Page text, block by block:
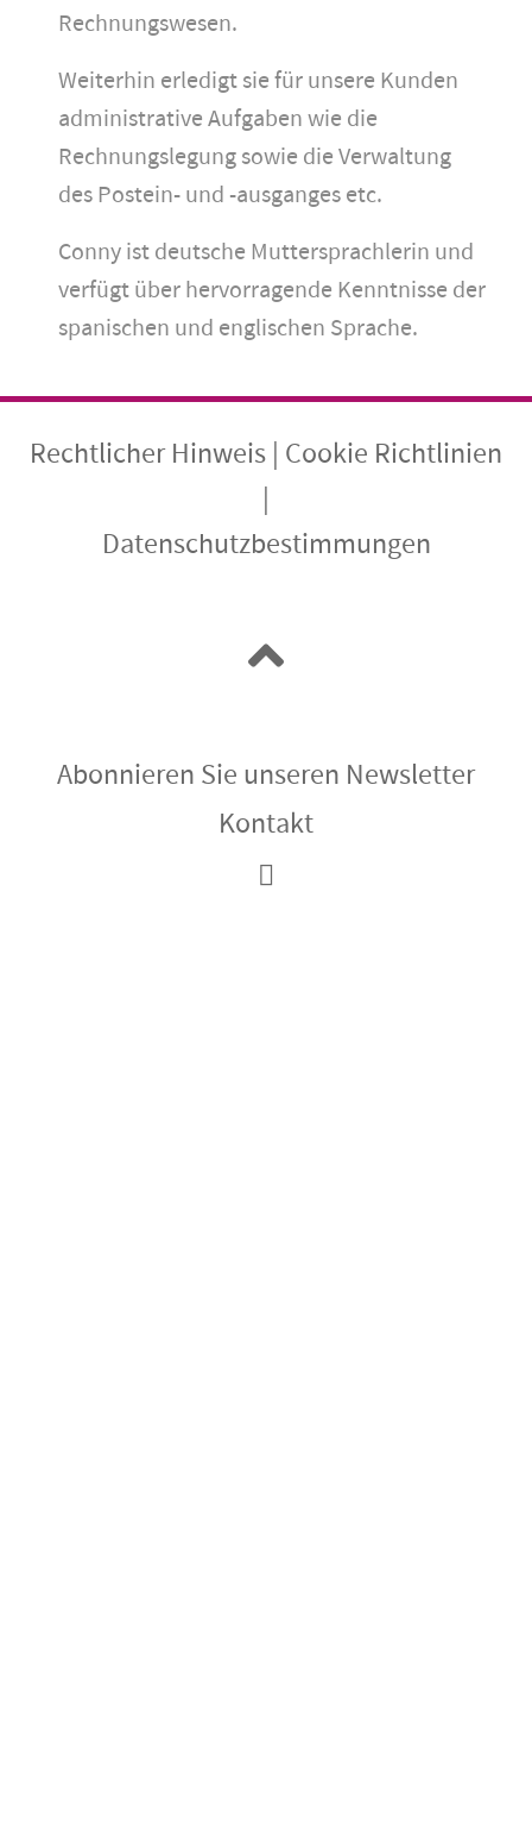
Rechnungswesen.
Weiterhin erledigt sie für unsere Kunden
administrative Aufgaben wie die
Rechnungslegung sowie die Verwaltung
des Postein- und -ausganges etc.
Conny ist deutsche Muttersprachlerin und
verfügt über hervorragende Kenntnisse der
spanischen und englischen Sprache.
Rechtlicher Hinweis
Cookie Richtlinien
Datenschutzbestimmungen
Abonnieren Sie unseren Newsletter
Kontakt